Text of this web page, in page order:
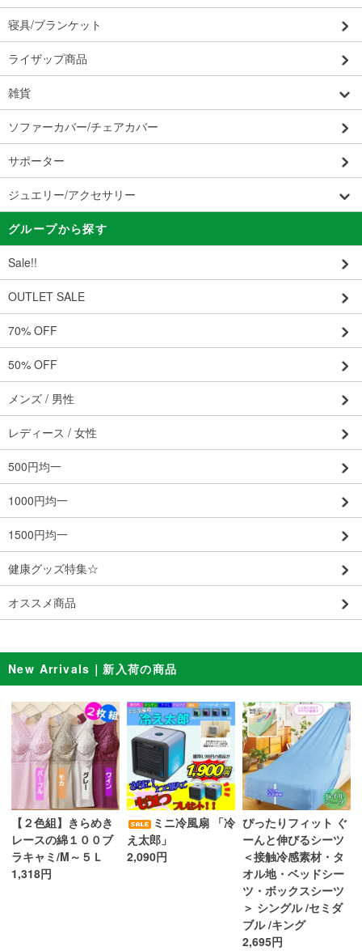
寝具/ブランケット
ライザップ商品
雑貨
ソファーカバー/チェアカバー
サポーター
ジュエリー/アクセサリー
グループから探す
Sale!!
OUTLET SALE
70% OFF
50% OFF
メンズ / 男性
レディース / 女性
500円均一
1000円均一
1500円均一
健康グッズ特集☆
オススメ商品
New Arrivals｜新入荷の商品
【２色組】きらめき
レースの綿１００ブ
ラキャミ/M～５Ｌ
1,318円
ミニ冷風扇 「冷
え太郎」
2,090円
ぴったりフィット ぐ
ーんと伸びるシーツ
＜接触冷感素材・タ
オル地・ベッドシー
ツ・ボックスシーツ
＞ シングル /セミダ
ブル /キング
2,695円